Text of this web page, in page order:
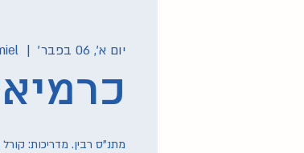
יום א׳, 06 בפבר׳
  |
מתנ"ס רבין. מדריכות: